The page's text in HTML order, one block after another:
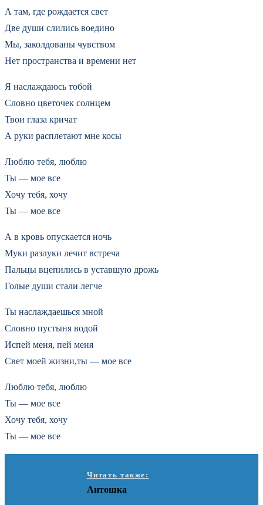
А там, где рождается свет
Две души слились воедино
Мы, заколдованы чувством
Нет пространства и времени нет
Я наслаждаюсь тобой
Словно цветочек солнцем
Твои глаза кричат
А руки расплетают мне косы
Люблю тебя, люблю
Ты — мое все
Хочу тебя, хочу
Ты — мое все
А в кровь опускается ночь
Муки разлуки лечит встреча
Пальцы вцепились в уставшую дрожь
Голые души стали легче
Ты наслаждаешься мной
Словно пустыня водой
Испей меня, пей меня
Свет моей жизни,ты — мое все
Люблю тебя, люблю
Ты — мое все
Хочу тебя, хочу
Ты — мое все
Читать также:
Антошка